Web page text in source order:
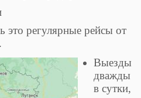
это регулярные рейсы от
Выезды
дважды
в сутки,